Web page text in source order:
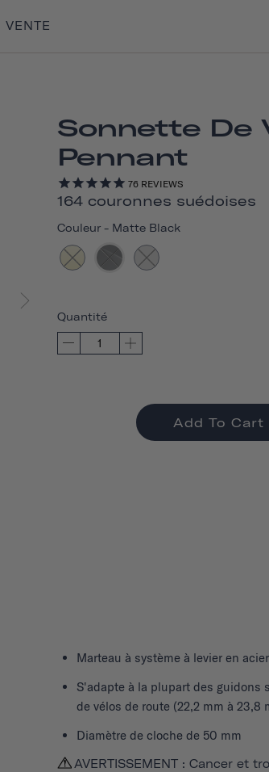
VENTE
Sonnette De
Pennant
76 REVIEWS
164 couronnes suédoises
Couleur - Matte Black
Quantité
Add To Cart
Marteau à système à levier en
S'adapte à la plupart des guidons
de vélos de route (22,2 mm à 23,8
Diamètre de cloche de 50 mm
AVERTISSEMENT : Cancer et